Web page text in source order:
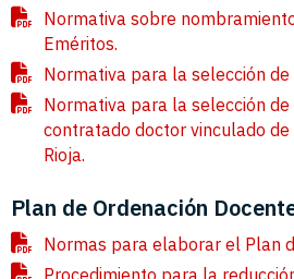
Normativa sobre
Eméritos.
Normativa para la selección
Normativa para la selección
contratado doctor vinculado de
Rioja.
Plan de Ordenación
Normas para elaborar el Plan
Procedimiento para la